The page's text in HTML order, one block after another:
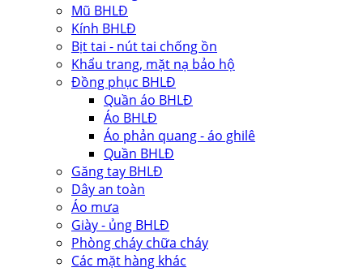
Mũ BHLĐ
Kính BHLĐ
Bịt tai - nút tai chống ồn
Khẩu trang, mặt nạ bảo hộ
Đồng phục BHLĐ
Quần áo BHLĐ
Áo BHLĐ
Áo phản quang - áo ghilê
Quần BHLĐ
Găng tay BHLĐ
Dây an toàn
Áo mưa
Giày - ủng BHLĐ
Phòng cháy chữa cháy
Các mặt hàng khác